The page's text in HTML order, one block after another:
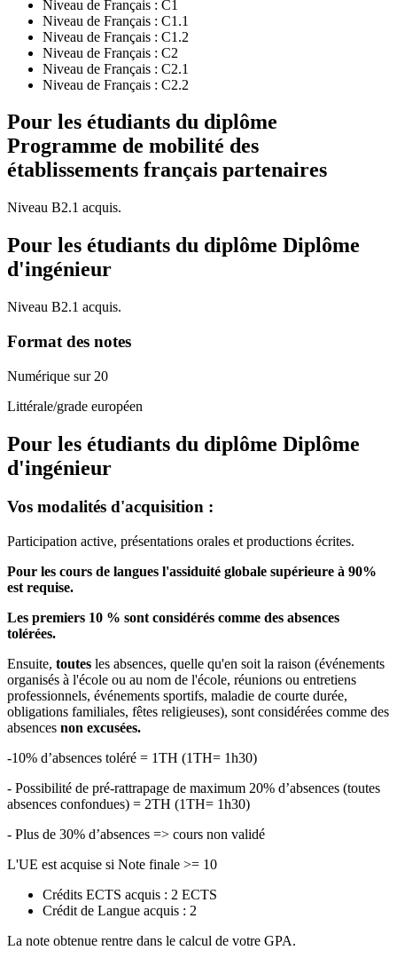
Niveau de Français : C1
Niveau de Français : C1.1
Niveau de Français : C1.2
Niveau de Français : C2
Niveau de Français : C2.1
Niveau de Français : C2.2
Pour les étudiants du diplôme
Programme de mobilité des
établissements français partenaires
Niveau B2.1 acquis.
Pour les étudiants du diplôme Diplôme
d'ingénieur
Niveau B2.1 acquis.
Format des notes
Numérique sur 20
Littérale/grade européen
Pour les étudiants du diplôme Diplôme
d'ingénieur
Vos modalités d'acquisition :
Participation active, présentations orales et productions écrites.
Pour les cours de langues l'assiduité globale supérieure à 90%
est requise.
Les premiers 10 % sont considérés comme des absences
tolérées.
Ensuite, toutes les absences, quelle qu'en soit la raison (événements
organisés à l'école ou au nom de l'école, réunions ou entretiens
professionnels, événements sportifs, maladie de courte durée,
obligations familiales, fêtes religieuses), sont considérées comme des
absences non excusées.
-10% d’absences toléré = 1TH (1TH= 1h30)
- Possibilité de pré-rattrapage de maximum 20% d’absences (toutes
absences confondues) = 2TH (1TH= 1h30)
- Plus de 30% d’absences => cours non validé
L'UE est acquise si Note finale >= 10
Crédits ECTS acquis : 2 ECTS
Crédit de Langue acquis : 2
La note obtenue rentre dans le calcul de votre GPA.